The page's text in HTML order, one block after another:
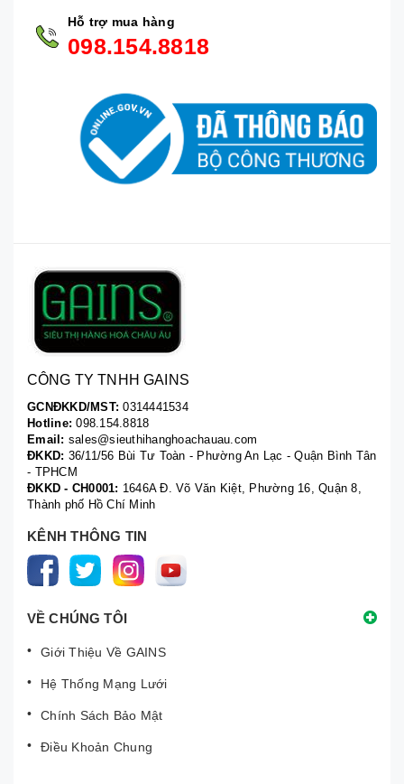
Hỗ trợ mua hàng
098.154.8818
CÔNG TY TNHH GAINS
GCNĐKKD/MST: 0314441534
Hotline: 098.154.8818
Email: sales@sieuthihanghoachauau.com
ĐKKD: 36/11/56 Bùi Tư Toàn - Phường An Lạc - Quận Bình Tân
- TPHCM
ĐKKD - CH0001: 1646A Đ. Võ Văn Kiệt, Phường 16, Quận 8,
Thành phố Hồ Chí Minh
KÊNH THÔNG TIN
VỀ CHÚNG TÔI
Giới Thiệu Về GAINS
Hệ Thống Mạng Lưới
Chính Sách Bảo Mật
Điều Khoản Chung